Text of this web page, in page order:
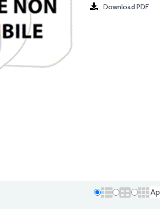
Download PDF